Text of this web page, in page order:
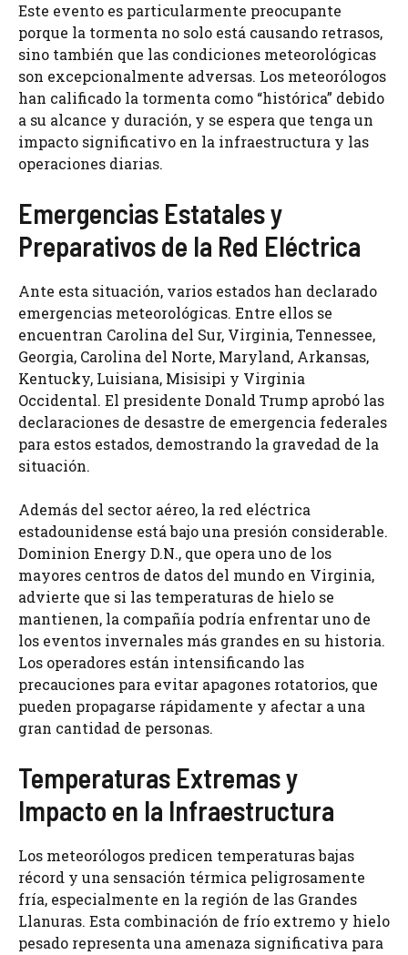
Este evento es particularmente preocupante
porque la tormenta no solo está causando retrasos,
sino también que las condiciones meteorológicas
son excepcionalmente adversas. Los meteorólogos
han calificado la tormenta como “histórica” debido
a su alcance y duración, y se espera que tenga un
impacto significativo en la infraestructura y las
operaciones diarias.
Emergencias Estatales y
Preparativos de la Red Eléctrica
Ante esta situación, varios estados han declarado
emergencias meteorológicas. Entre ellos se
encuentran Carolina del Sur, Virginia, Tennessee,
Georgia, Carolina del Norte, Maryland, Arkansas,
Kentucky, Luisiana, Misisipi y Virginia
Occidental. El presidente Donald Trump aprobó las
declaraciones de desastre de emergencia federales
para estos estados, demostrando la gravedad de la
situación.
Además del sector aéreo, la red eléctrica
estadounidense está bajo una presión considerable.
Dominion Energy D.N., que opera uno de los
mayores centros de datos del mundo en Virginia,
advierte que si las temperaturas de hielo se
mantienen, la compañía podría enfrentar uno de
los eventos invernales más grandes en su historia.
Los operadores están intensificando las
precauciones para evitar apagones rotatorios, que
pueden propagarse rápidamente y afectar a una
gran cantidad de personas.
Temperaturas Extremas y
Impacto en la Infraestructura
Los meteorólogos predicen temperaturas bajas
récord y una sensación térmica peligrosamente
fría, especialmente en la región de las Grandes
Llanuras. Esta combinación de frío extremo y hielo
pesado representa una amenaza significativa para